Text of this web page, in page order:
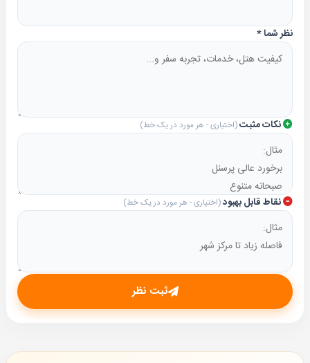
نظر شما*
نکات مثبت(اختیاری - هر مورد در یک خط)
نقاط قابل بهبود(اختیاری - هر مورد در یک خط)
ثبت نظر